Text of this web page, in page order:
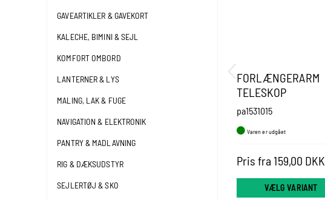
GAVEARTIKLER & GAVEKORT
KALECHE, BIMINI & SEJL
KOMFORT OMBORD
LANTERNER & LYS
MALING, LAK & FUGE
NAVIGATION & ELEKTRONIK
PANTRY & MADLAVNING
RIG & DÆKSUDSTYR
SEJLERTØJ & SKO
FORLÆNGERARM
TELESKOP
pa1531015
Varen er udgået
Pris fra 159,00 DKK
VÆLG VARIANT